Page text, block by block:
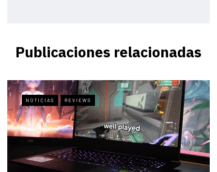
Publicaciones relacionadas
NOTICIAS REVIEWS